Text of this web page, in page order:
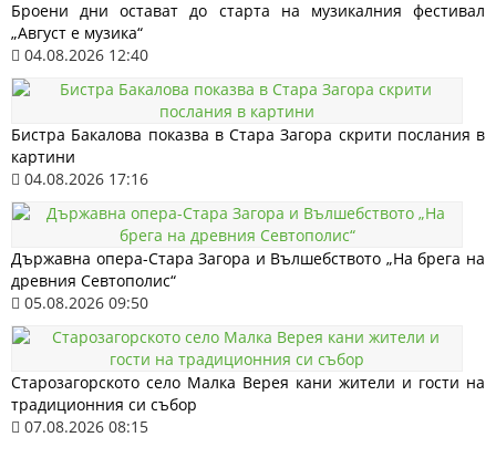
Броени дни остават до старта на музикалния фестивал
„Август е музика“
04.08.2026 12:40
Бистра Бакалова показва в Стара Загора скрити послания в
картини
04.08.2026 17:16
Държавна опера-Стара Загора и Вълшебството „На брега на
древния Севтополис“
05.08.2026 09:50
Старозагорското село Малка Верея кани жители и гости на
традиционния си събор
07.08.2026 08:15